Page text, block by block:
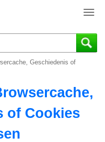
T
g
g
a
v
Geschiedenis of
of Cookies